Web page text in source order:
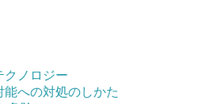
クノロジー
能への対処のしかた